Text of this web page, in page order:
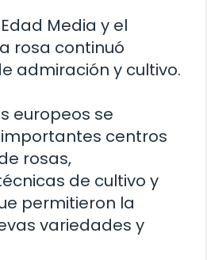
Media y el
rosa continuó
admiración y cultivo.
europeos se
centros
rosas,
de cultivo y
permitieron la
variedades y